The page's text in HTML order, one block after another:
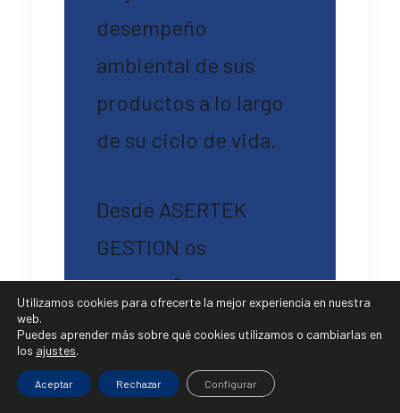
desempeño
ambiental de sus
productos a lo largo
de su ciclo de vida.
Desde ASERTEK
GESTION os
acompañamos en
certificación y
Utilizamos cookies para ofrecerte la mejor experiencia en nuestra
web.
Puedes aprender más sobre qué cookies utilizamos o cambiarlas en
los ajustes.
Aceptar Rechazar Configurar